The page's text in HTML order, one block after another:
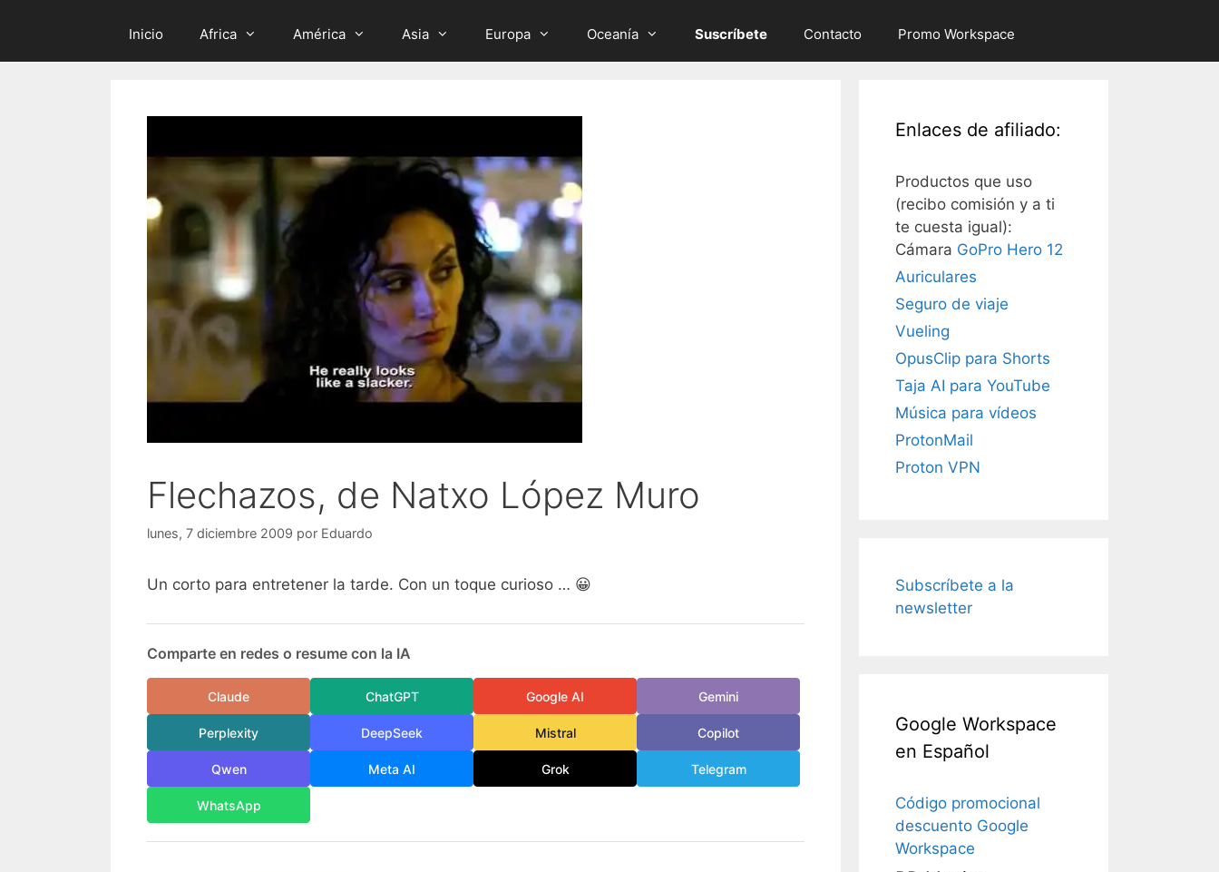
Inicio Africa América Asia Europa Oceanía Suscríbete Contacto Promo Workspace
Flechazos, de Natxo López Muro
lunes, 7 diciembre 2009 por Eduardo
Un corto para entretener la tarde. Con un toque curioso … 😀
Comparte en redes o resume con la IA
Claude ChatGPT Google AI Gemini
Perplexity DeepSeek Mistral Copilot
Qwen Meta AI Grok Telegram
WhatsApp
Enlaces de afiliado:
Productos que uso
(recibo comisión y a ti
te cuesta igual):
Cámara GoPro Hero 12
Auriculares
Seguro de viaje
Vueling
OpusClip para Shorts
Taja AI para YouTube
Música para vídeos
ProtonMail
Proton VPN
Subscríbete a la
newsletter
Google Workspace
en Español
Código promocional
descuento Google
Workspace